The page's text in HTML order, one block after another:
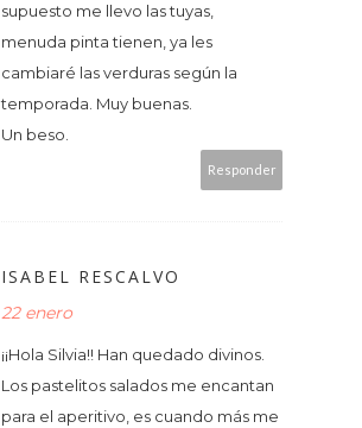
supuesto me llevo las tuyas,
menuda pinta tienen, ya les
cambiaré las verduras según la
temporada. Muy buenas.
Un beso.
Responder
ISABEL RESCALVO
22 enero
¡¡Hola Silvia!! Han quedado divinos.
Los pastelitos salados me encantan
para el aperitivo, es cuando más me